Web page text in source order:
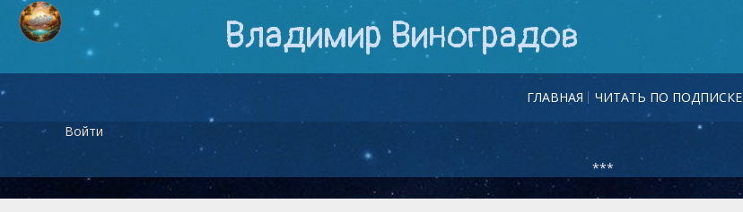
Владимир Виноградов
ГЛАВНАЯ ЧИТАТЬ ПО ПОДПИСКЕ
Войти
***